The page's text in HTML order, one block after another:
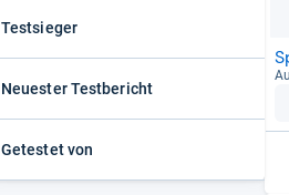
Testsieger
Neuester Testbericht
Getestet von